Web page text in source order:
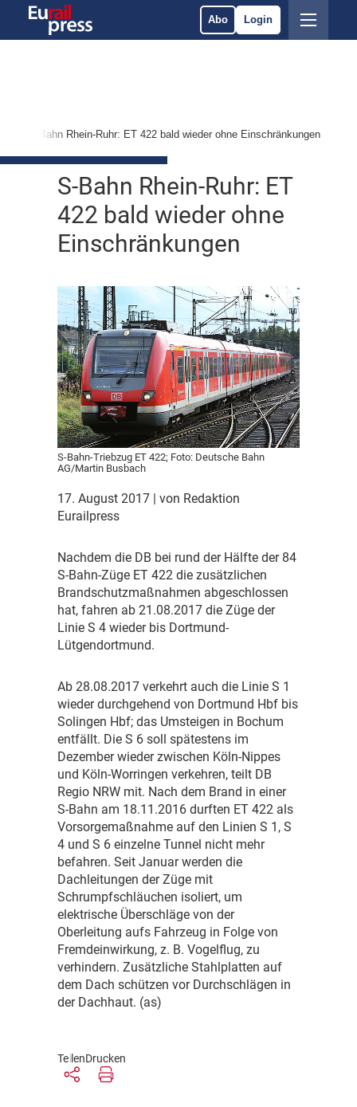
Abo Login
S-Bahn Rhein-Ruhr: ET 422 bald wieder ohne Einschränkungen
S-Bahn Rhein-Ruhr: ET
422 bald wieder ohne
Einschränkungen
S-Bahn-Triebzug ET 422; Foto: Deutsche Bahn
AG/Martin Busbach
17. August 2017 | von Redaktion
Eurailpress
Nachdem die DB bei rund der Hälfte der 84
S-Bahn-Züge ET 422 die zusätzlichen
Brandschutzmaßnahmen abgeschlossen
hat, fahren ab 21.08.2017 die Züge der
Linie S 4 wieder bis Dortmund-
Lütgendortmund.
Ab 28.08.2017 verkehrt auch die Linie S 1
wieder durchgehend von Dortmund Hbf bis
Solingen Hbf; das Umsteigen in Bochum
entfällt. Die S 6 soll spätestens im
Dezember wieder zwischen Köln-Nippes
und Köln-Worringen verkehren, teilt DB
Regio NRW mit. Nach dem Brand in einer
S-Bahn am 18.11.2016 durften ET 422 als
Vorsorgemaßnahme auf den Linien S 1, S
4 und S 6 einzelne Tunnel nicht mehr
befahren. Seit Januar werden die
Dachleitungen der Züge mit
Schrumpfschläuchen isoliert, um
elektrische Überschläge von der
Oberleitung aufs Fahrzeug in Folge von
Fremdeinwirkung, z. B. Vogelflug, zu
verhindern. Zusätzliche Stahlplatten auf
dem Dach schützen vor Durchschlägen in
der Dachhaut. (as)
TeilenDrucken